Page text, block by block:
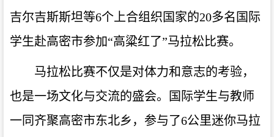
吉尔吉斯斯坦等6个上合组织国家的20多名国际
学生赴高密市参加“高粱红了”马拉松比赛。
马拉松比赛不仅是对体力和意志的考验，
也是一场文化与交流的盛会。国际学生与教师
一同齐聚高密市东北乡，参与了6公里迷你马拉